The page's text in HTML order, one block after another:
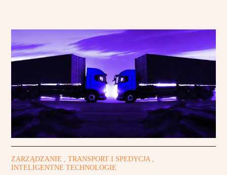
ZARZĄDZANIE , TRANSPORT I SPEDYCJA ,
INTELIGENTNE TECHNOLOGIE